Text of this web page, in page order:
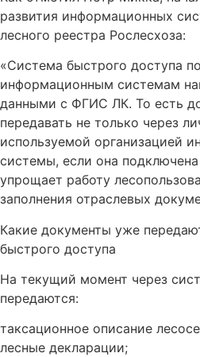
развития информационных
лесного реестра Рослесхоза:
«Система быстрого доступа
информационным системам
данными с ФГИС ЛК. То есть
передавать не только через
используемой организацией
системы, если она
упрощает работу
заполнения отраслевых
Какие документы уже
быстрого доступа
На текущий момент через
передаются:
таксационное описание
лесные декларации;